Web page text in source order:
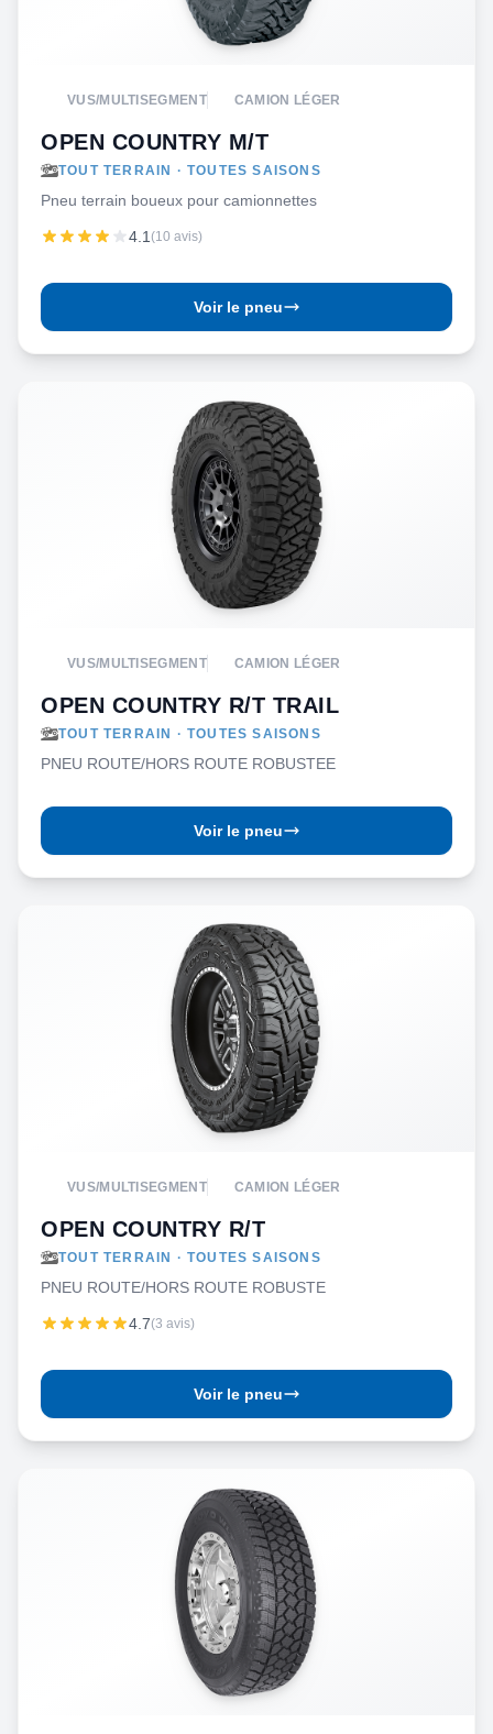
VUS/MULTISEGMENT CAMION LÉGER
OPEN COUNTRY M/T
TOUT TERRAIN · TOUTES SAISONS
Pneu terrain boueux pour camionnettes
4.1 (10 avis)
Voir le pneu
VUS/MULTISEGMENT CAMION LÉGER
OPEN COUNTRY R/T TRAIL
TOUT TERRAIN · TOUTES SAISONS
PNEU ROUTE/HORS ROUTE ROBUSTEE
Voir le pneu
VUS/MULTISEGMENT CAMION LÉGER
OPEN COUNTRY R/T
TOUT TERRAIN · TOUTES SAISONS
PNEU ROUTE/HORS ROUTE ROBUSTE
4.7(3 avis)
Voir le pneu